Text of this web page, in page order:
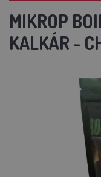
MIKROP
KALKÁR -